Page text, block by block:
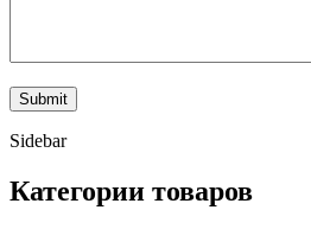
Sidebar
Категории товаров